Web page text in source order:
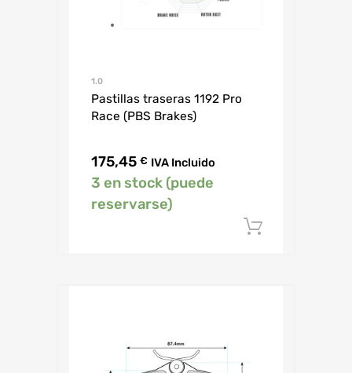
1.0
Pastillas traseras 1192 Pro
Race (PBS Brakes)
175,45 € IVA Incluido
3 en stock (puede
reservarse)